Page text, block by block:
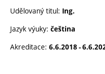
Udělovaný titul: Ing.
Jazyk výuky: čeština
Akreditace: 6.6.2018 -